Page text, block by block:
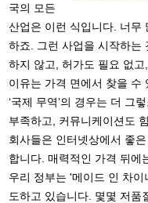
국의 모든
산업은 이런 식입니다. 너무
하죠. 그런 사업을 시작하는
하지 않고, 허가도 필요 없
이유는 가격 면에서 찾을 수
‘국제 무역’의 경우는 더 그
부족하고, 커뮤니케이션도
회사들은 인터넷상에서 좋
합니다. 매력적인 가격 뒤에
우리 정부는 '메이드 인 차
도하고 있습니다. 몇몇 저품